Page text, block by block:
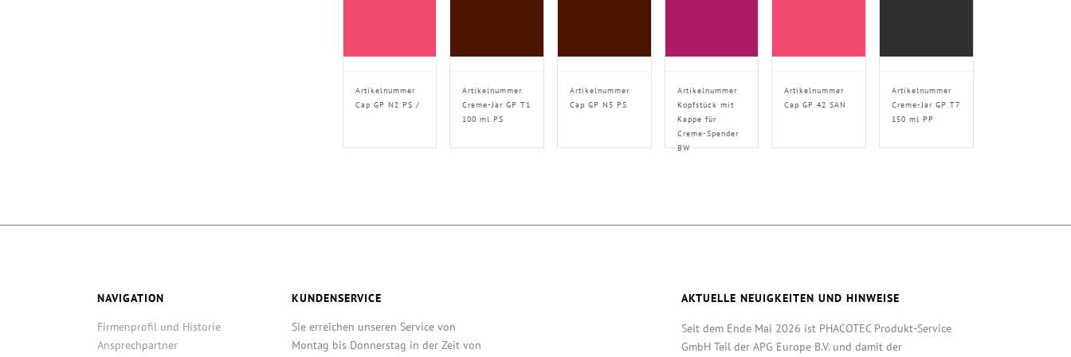
Artikelnummer
Cap GP N2 PS /
Artikelnummer
Creme-Jar GP T1
100 ml PS
Artikelnummer
Cap GP N5 PS
Artikelnummer
Kopfstück mit
Kappe für
Creme-Spender
BW
Artikelnummer
Cap GP 42 SAN
Artikelnummer
Creme-Jar GP T7
150 ml PP
NAVIGATION
Firmenprofil und Historie
Ansprechpartner
KUNDENSERVICE
Sie erreichen unseren Service von
Montag bis Donnerstag in der Zeit von
AKTUELLE NEUIGKEITEN UND HINWEISE
Seit dem Ende Mai 2026 ist PHACOTEC Produkt-Service
GmbH Teil der APG Europe B.V. und damit der